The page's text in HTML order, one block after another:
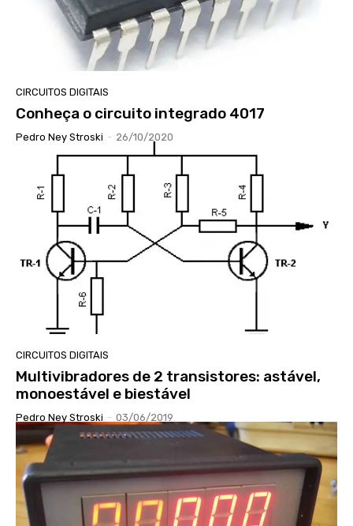
CIRCUITOS DIGITAIS
Conheça o circuito integrado 4017
Pedro Ney Stroski - 26/10/2020
CIRCUITOS DIGITAIS
Multivibradores de 2 transistores: astável,
monoestável e biestável
Pedro Ney Stroski - 03/06/2019